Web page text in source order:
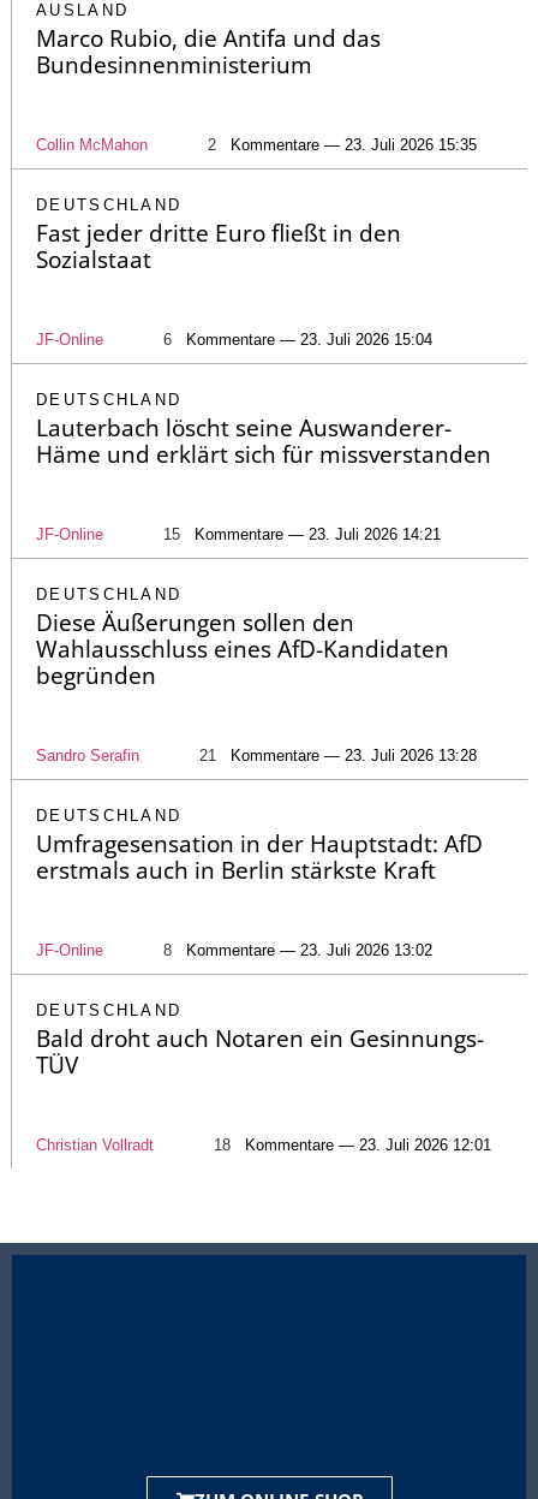
AUSLAND
Marco Rubio, die Antifa und das
Bundesinnenministerium
Collin McMahon 2 Kommentare — 23. Juli 2026 15:35
DEUTSCHLAND
Fast jeder dritte Euro fließt in den
Sozialstaat
JF-Online 6 Kommentare — 23. Juli 2026 15:04
DEUTSCHLAND
Lauterbach löscht seine Auswanderer-
Häme und erklärt sich für missverstanden
JF-Online 15 Kommentare — 23. Juli 2026 14:21
DEUTSCHLAND
Diese Äußerungen sollen den
Wahlausschluss eines AfD-Kandidaten
begründen
Sandro Serafin 21 Kommentare — 23. Juli 2026 13:28
DEUTSCHLAND
Umfragesensation in der Hauptstadt: AfD
erstmals auch in Berlin stärkste Kraft
JF-Online 8 Kommentare — 23. Juli 2026 13:02
DEUTSCHLAND
Bald droht auch Notaren ein Gesinnungs-
TÜV
Christian Vollradt 18 Kommentare — 23. Juli 2026 12:01